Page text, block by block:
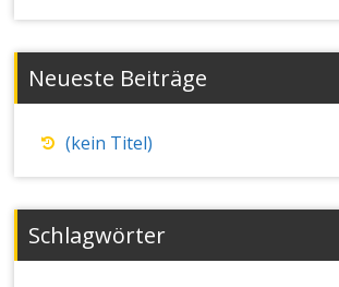
Neueste Beiträge
(kein Titel)
Schlagwörter